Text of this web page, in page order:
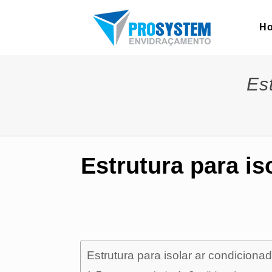
Estrutura para
Estrutura para isolar ar